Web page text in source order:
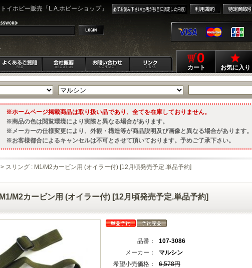
イホビー販売「L.A.ホビーショップ」
0
カート お気に入り
ホームページ掲載商品は取り扱い品であり、全てを在庫しておりません。
商品の色は閲覧環境により実際と異なる場合があります。
メーカーの仕様変更により、外観・構造等が商品説明及び画像と異なる場合があります。
お客様都合によるキャンセルは不可とさせて頂いております。予めご了承下さい。
> スリング : M1/M2カービン用 (オイラー付) [12月頃発売予定.単品予約]
M2カービン用 (オイラー付) [12月頃発売予定.単品予約]
品番：
107-3086
メーカー：
マルシン
希望小売価格：
6,578円